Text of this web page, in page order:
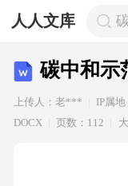
人人文库
碳中和示
上传人：老*** IP属
DOCX
页数：112